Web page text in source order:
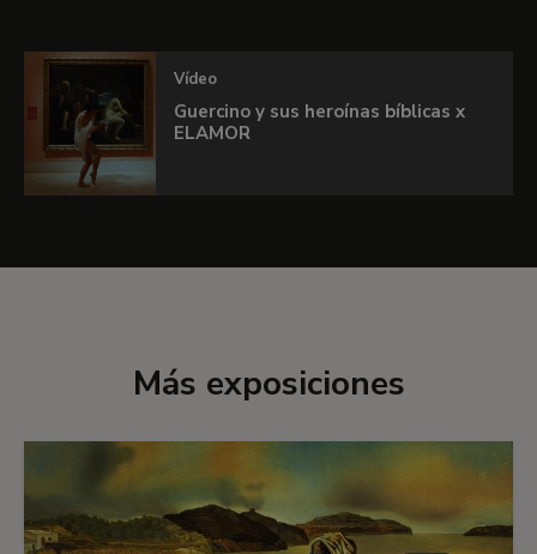
Vídeo
Guercino y sus heroínas bíblicas x
ELAMOR
Más exposiciones